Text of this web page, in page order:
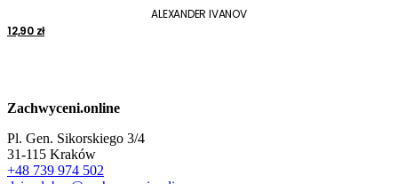
produktu
ALEXANDER IVANOV
12,90 zł
Zachwyceni.online
Pl. Gen. Sikorskiego 3/4
31-115 Kraków
+48 739 974 502